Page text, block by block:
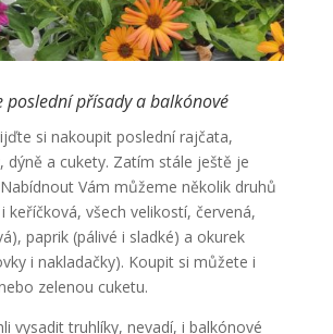
poslední přísady a balkónové
si nakoupit poslední rajčata,
dýně a cukety. Zatím stále ještě je
Vám můžeme několik druhů
keříčková, všech velikostí, červená,
paprik (pálivé i sladké) a okurek
i nakladačky). Koupit si můžete i
zelenou cuketu.
vysadit truhlíky, nevadí, i balkónové